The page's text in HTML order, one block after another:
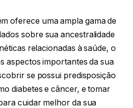
oferece uma ampla gama de
sobre sua ancestralidade
relacionadas à saúde, o
aspectos importantes da sua
se possui predisposição
diabetes e câncer, e tomar
cuidar melhor da sua